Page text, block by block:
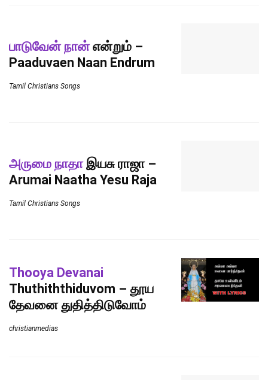
பாடுவேன் நான்என்றும் –
Paaduvaen Naan Endrum
Tamil Christians Songs
அருமை நாதாஇயசு ராஜா –
Arumai Naatha Yesu Raja
Tamil Christians Songs
Thooya Devanai
Thuthiththiduvom – தூய
தேவனை துதித்திடுவோம்
christianmedias